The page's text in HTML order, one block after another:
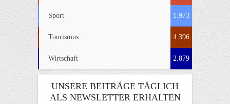
Sport 1.973
Tourismus 4.396
Wirtschaft 2.879
UNSERE BEITRÄGE TÄGLICH
ALS NEWSLETTER ERHALTEN